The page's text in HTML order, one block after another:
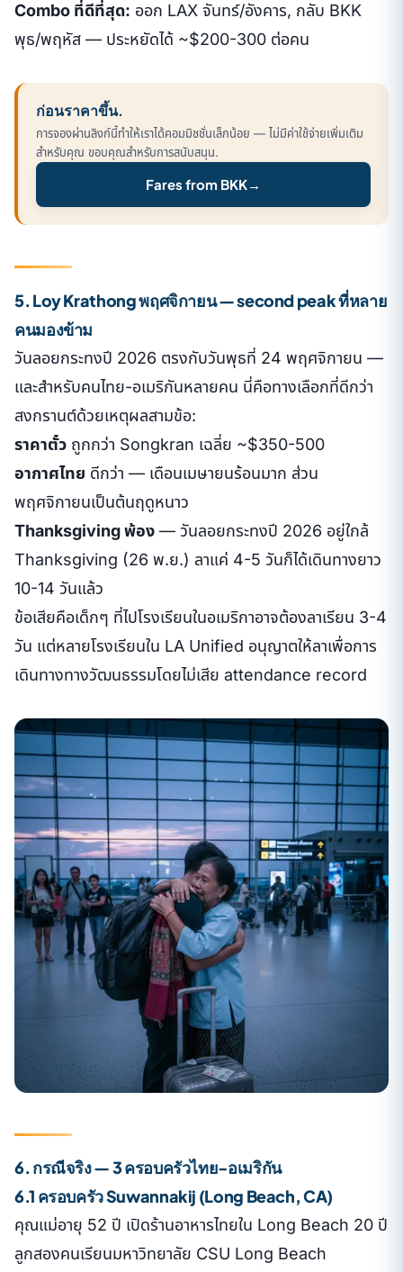
Combo ที่ดีที่สุด: ออก LAX จันทร์/อังคาร, กลับ BKK
พุธ/พฤหัส — ประหยัดได้ ~$200-300 ต่อคน
ก่อนราคาขึ้น.
การจองผ่านลิงก์นี้ทำให้เราได้คอมมิชชั่นเล็กน้อย — ไม่มีค่าใช้จ่ายเพิ่มเติม
สำหรับคุณ ขอบคุณสำหรับการสนับสนุน.
Fares from BKK→
5. Loy Krathong พฤศจิกายน — second peak ที่หลาย
คนมองข้าม
วันลอยกระทงปี 2026 ตรงกับวันพุธที่ 24 พฤศจิกายน —
และสำหรับคนไทย-อเมริกันหลายคน นี่คือทางเลือกที่ดีกว่า
สงกรานต์ด้วยเหตุผลสามข้อ:
ราคาตั๋ว ถูกกว่า Songkran เฉลี่ย ~$350-500
อากาศไทย ดีกว่า — เดือนเมษายนร้อนมาก ส่วน
พฤศจิกายนเป็นต้นฤดูหนาว
Thanksgiving พ้อง — วันลอยกระทงปี 2026 อยู่ใกล้
Thanksgiving (26 พ.ย.) ลาแค่ 4-5 วันก็ได้เดินทางยาว
10-14 วันแล้ว
ข้อเสียคือเด็กๆ ที่ไปโรงเรียนในอเมริกาอาจต้องลาเรียน 3-4
วัน แต่หลายโรงเรียนใน LA Unified อนุญาตให้ลาเพื่อการ
เดินทางทางวัฒนธรรมโดยไม่เสีย attendance record
6. กรณีจริง — 3 ครอบครัวไทย-อเมริกัน
6.1 ครอบครัว Suwannakij (Long Beach, CA)
คุณแม่อายุ 52 ปี เปิดร้านอาหารไทยใน Long Beach 20 ปี
ลูกสองคนเรียนมหาวิทยาลัย CSU Long Beach